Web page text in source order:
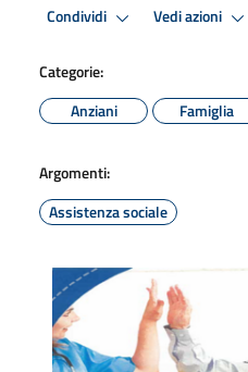
Condividi Vedi azioni
Categorie:
Anziani
Famiglia
Argomenti:
Assistenza sociale